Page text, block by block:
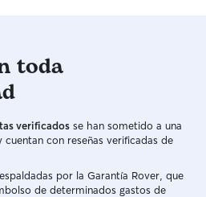
toda
verificados se han sometido a una
con reseñas verificadas de
por la Garantía Rover, que
de determinados gastos de